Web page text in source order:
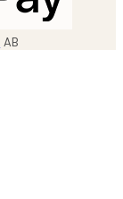
AB